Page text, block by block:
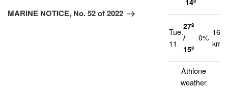
Beitrag
MARINE NOTICE, No. 52 of 2022
14º
Tue.
11
27º
/
15º
0%
16
km/h
Athlone
weather